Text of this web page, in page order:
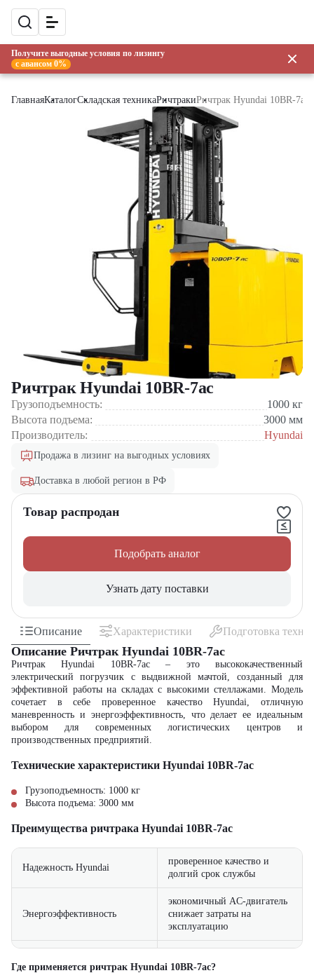
Получите выгодные условия по лизингу
с авансом 0%
ГлавнаяКаталогСкладская техникаРичтракиРичтрак Hyundai 10BR-7ac
Ричтрак Hyundai 10BR-7ac
Грузоподъемность: 1000 кг
Высота подъема:
3000 мм
Производитель:
Hyundai
Продажа в лизинг на выгодных условиях
Доставка в любой регион в РФ
Товар распродан
Подобрать аналог
Узнать дату поставки
Описание Характеристики Подготовка
Описание Ричтрак Hyundai 10BR-7ac
Ричтрак Hyundai 10BR-7ac – это высококачественный
электрический погрузчик с выдвижной мачтой, созданный для
эффективной работы на складах с высокими стеллажами. Модель
сочетает в себе проверенное качество Hyundai, отличную
маневренность и энергоэффективность, что делает ее идеальным
выбором для современных логистических центров и
производственных предприятий.
Технические характеристики Hyundai 10BR-7ac
Грузоподъемность: 1000 кг
Высота подъема: 3000 мм
Преимущества ричтрака Hyundai 10BR-7ac
Надежность Hyundai
проверенное качество и
долгий срок службы
Энергоэффективность
экономичный AC-двигатель
снижает затраты на
эксплуатацию
Комфорт оператора
продуманная система
Где применяется ричтрак Hyundai 10BR-7ac?